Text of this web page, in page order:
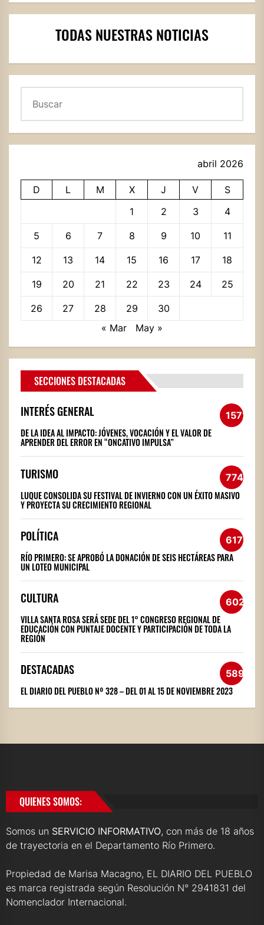
TODAS NUESTRAS NOTICIAS
abril 2026
D L M X J V
S
1
2 3 4
5 6 7 8 9 10 11
12 13 14 15 16 17 18
19 20 21 22 23 24 25
26 27 28 29
30
« Mar
May »
SECCIONES DESTACADAS
INTERÉS GENERAL 1572
DE LA IDEA AL IMPACTO: JÓVENES, VOCACIÓN Y EL VALOR DE
APRENDER DEL ERROR EN “ONCATIVO IMPULSA”
TURISMO 774
LUQUE CONSOLIDA SU FESTIVAL DE INVIERNO CON UN ÉXITO MASIVO
Y PROYECTA SU CRECIMIENTO REGIONAL
POLÍTICA 617
RÍO PRIMERO: SE APROBÓ LA DONACIÓN DE SEIS HECTÁREAS PARA
UN LOTEO MUNICIPAL
CULTURA 602
VILLA SANTA ROSA SERÁ SEDE DEL 1° CONGRESO REGIONAL DE
EDUCACIÓN CON PUNTAJE DOCENTE Y PARTICIPACIÓN DE TODA LA
REGIÓN
DESTACADAS 589
EL DIARIO DEL PUEBLO Nº 328 – DEL 01 AL 15 DE NOVIEMBRE 2023
QUIENES SOMOS:
Somos un SERVICIO INFORMATIVO, con más de 18 años
de trayectoria en el Departamento Río Primero.
Propiedad de Marisa Macagno, EL DIARIO DEL PUEBLO
es marca registrada según Resolución N° 2941831 del
Nomenclador Internacional.